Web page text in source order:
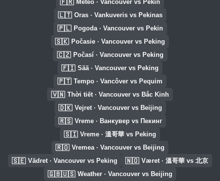
🇫🇷 Météo · Vancouver vs Pékin
🇱🇹 Oras · Vankuveris vs Pekinas
🇵🇱 Pogoda · Vancouver vs Pekin
🇸🇰 Počasie · Vancouver vs Peking
🇨🇿 Počasí · Vancouver vs Peking
🇫🇮 Sää · Vancouver vs Peking
🇵🇹 Tempo · Vancôver vs Pequim
🇻🇳 Thời tiết · Vancouver vs Bắc Kinh
🇩🇰 Vejret · Vancouver vs Beijing
🇷🇸 Vreme · Ванкувер vs Пекинг
🇸🇮 Vreme · 溫哥華 vs Peking
🇷🇴 Vremea · Vancouver vs Beijing
🇸🇪 Vädret · Vancouver vs Peking 🇳🇴 Været · 溫哥華 vs 北京
🇬🇧🇺🇸 Weather · Vancouver vs Beijing